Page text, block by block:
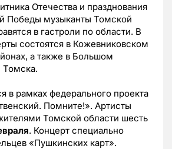
Отечества и празднования
Победы музыканты Томской
в гастроли по области. В
состоятся в Кожевниковском
а также в Большом
Томска.
в рамках федерального проекта
Помните!». Артисты
Томской области шесть
. Концерт специально
«Пушкинских карт».